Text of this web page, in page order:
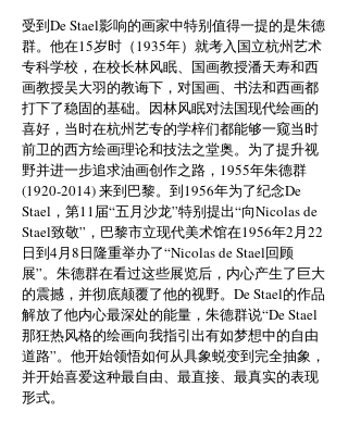
受到De Stael影响的画家中特别值得一提的是朱德
群。他在15岁时（1935年）就考入国立杭州艺术
专科学校，在校长林风眠、国画教授潘天寿和西
画教授吴大羽的教诲下，对国画、书法和西画都
打下了稳固的基础。因林风眠对法国现代绘画的
喜好，当时在杭州艺专的学梓们都能够一窥当时
前卫的西方绘画理论和技法之堂奥。为了提升视
野并进一步追求油画创作之路，1955年朱德群
(1920-2014)来到巴黎。到1956年为了纪念De
Stael，第11届“五月沙龙”特别提出“向Nicolas de
Stael致敬”，巴黎市立现代美术馆在1956年2月22
日到4月8日隆重举办了“Nicolas de Stael回顾
展”。朱德群在看过这些展览后，内心产生了巨大
的震撼，并彻底颠覆了他的视野。De Stael的作品
解放了他内心最深处的能量，朱德群说“De Stael
那狂热风格的绘画向我指引出有如梦想中的自由
道路”。他开始领悟如何从具象蜕变到完全抽象，
并开始喜爱这种最自由、最直接、最真实的表现
形式。